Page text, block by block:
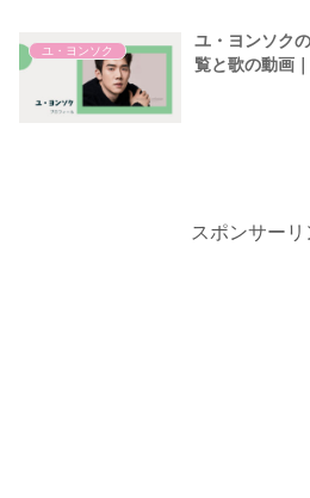
ユ・ヨンソク
ユ・ヨンソク
覧と歌の動画
スポンサーリ